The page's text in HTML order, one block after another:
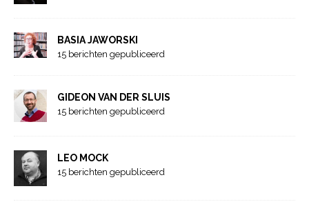
BASIA JAWORSKI
15 berichten gepubliceerd
GIDEON VAN DER SLUIS
15 berichten gepubliceerd
LEO MOCK
15 berichten gepubliceerd